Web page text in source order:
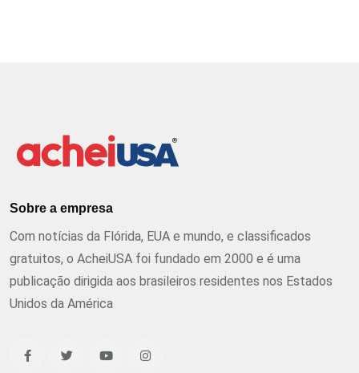
Sobre a empresa
Com notícias da Flórida, EUA e mundo, e classificados
gratuitos, o AcheiUSA foi fundado em 2000 e é uma
publicação dirigida aos brasileiros residentes nos Estados
Unidos da América